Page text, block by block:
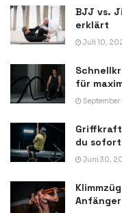
BJJ vs.
erklärt
Juli 10,
für
du sofort
Juni 30,
Anfänger